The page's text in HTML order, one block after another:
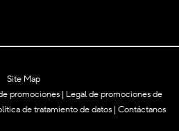
Site Map
promociones | Legal de promociones de
de tratamiento de datos |Contáctanos